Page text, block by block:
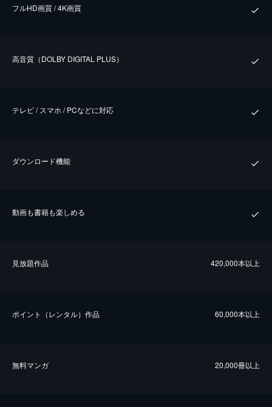
フルHD画質 / 4K画質
⾼⾳質（DOLBY DIGITAL PLUS）
テレビ / スマホ / PCなどに対応
ダウンロード機能
動画も書籍も楽しめる
⾒放題作品 420,000本以上
ポイント（レンタル）作品 60,000本以上
無料マンガ 20,000冊以上